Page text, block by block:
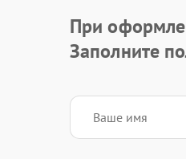
При
Заполните